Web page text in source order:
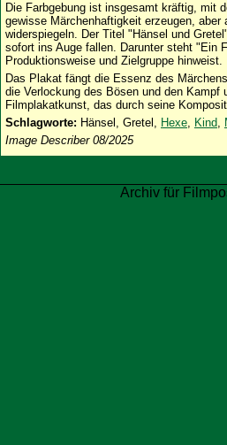
Die Farbgebung ist insgesamt kräftig, mit
gewisse Märchenhaftigkeit erzeugen,
widerspiegeln. Der Titel "Hänsel und
sofort ins Auge fallen. Darunter steht "Ein
Produktionsweise und Zielgruppe hinweist.
Das Plakat fängt die Essenz des
die Verlockung des Bösen und den
Filmplakatkunst, das durch seine
Schlagworte: Hänsel, Gretel, Hexe, Kind,
Image Describer 08/2025
Archiv für